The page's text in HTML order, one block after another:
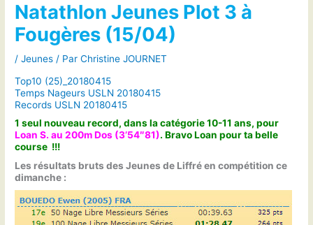
Natathlon Jeunes Plot 3 à
Fougères (15/04)
/Jeunes / ParChristine JOURNET
Top10 (25)_20180415
Temps Nageurs USLN 20180415
Records USLN 20180415
1 seul nouveau record, dans la catégorie 10-11 ans, pour
Loan S. au 200m Dos (3’54″81). Bravo Loan pour ta belle
course !!!
Les résultats bruts des Jeunes de Liffré en compétition ce
dimanche :